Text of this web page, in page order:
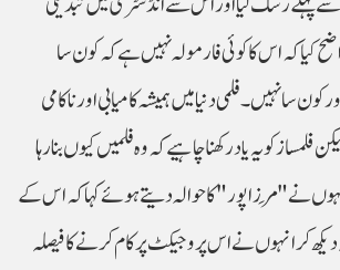
کیا کہ اس کا کوئی فارمولہ نہیں ہے کہ کون سا
سا نہیں۔ فلمی دنیا میں ہمیشہ کامیابی اور ناکامی
فلمساز کو یہ یاد رکھنا چاہیے کہ وہ فلمیں کیوں بنا رہا
نے "مِرزا پور" کا حوالہ دیتے ہوئے کہا کہ اس کے
کر انہوں نے اس پروجیکٹ پر کام کرنے کا فیصلہ